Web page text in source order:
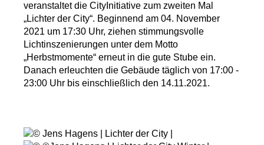
veranstaltet die CityInitiative zum zweiten Mal
„Lichter der City“. Beginnend am 04. November
2021 um 17:30 Uhr, ziehen stimmungsvolle
Lichtinszenierungen unter dem Motto
„Herbstmomente“ erneut in die gute Stube ein.
Danach erleuchten die Gebäude täglich von 17:00 -
23:00 Uhr bis einschließlich den 14.11.2021.